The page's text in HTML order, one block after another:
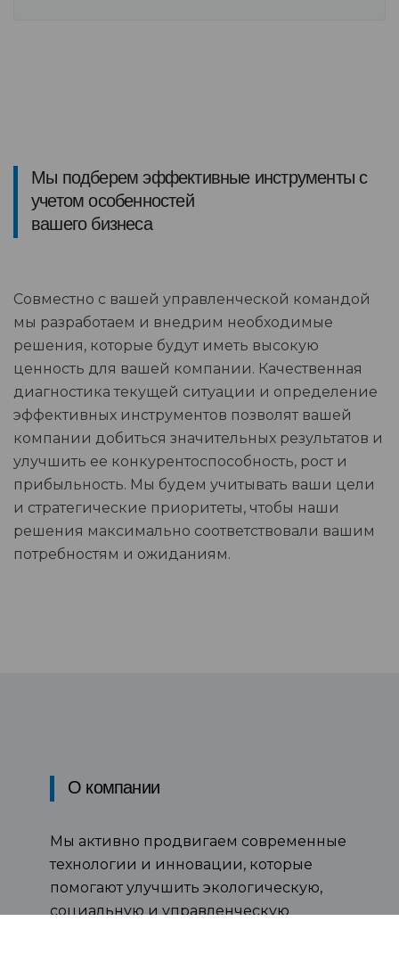
Мы подберем эффективные инструменты с
учетом особенностей
вашего бизнеса
Совместно с вашей управленческой командой
мы разработаем и внедрим необходимые
решения, которые будут иметь высокую
ценность для вашей компании. Качественная
диагностика текущей ситуации и определение
эффективных инструментов позволят вашей
компании добиться значительных результатов и
улучшить ее конкурентоспособность, рост и
прибыльность. Мы будем учитывать ваши цели
и стратегические приоритеты, чтобы наши
решения максимально соответствовали вашим
потребностям и ожиданиям.
О компании
Мы активно продвигаем современные
технологии и инновации, которые
помогают улучшить экологическую,
социальную и управленческую